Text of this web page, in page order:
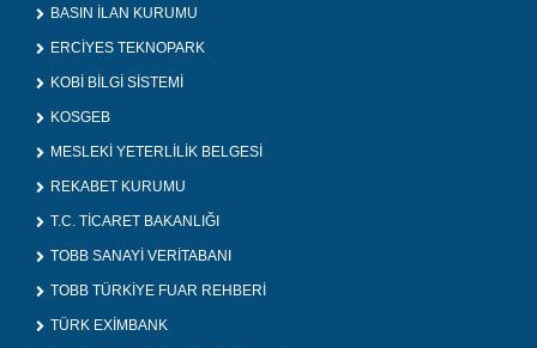
BASIN İLAN KURUMU
ERCİYES TEKNOPARK
KOBİ BİLGİ SİSTEMİ
KOSGEB
MESLEKİ YETERLİLİK BELGESİ
REKABET KURUMU
T.C. TİCARET BAKANLIĞI
TOBB SANAYİ VERİTABANI
TOBB TÜRKİYE FUAR REHBERİ
TÜRK EXİMBANK